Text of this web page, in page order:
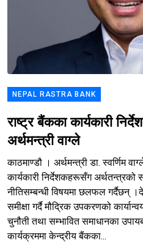
NEPAL RASTRA BANK
राष्ट्र बैंकका कार्यकारी
अर्थमन्त्री वाग्ले
काठमाण्डौ । अर्थमन्त्री डा. स्वर्णिम
कार्यकारी निर्देशकहरूसँग
नीतिसम्बन्धी विषयमा छलफल गर्दैछन्
समीक्षा गर्दै मौद्रिक उपकरणको
चुनौती तथा सम्भावित समाधानका
कार्यक्रममा केन्द्रीय बैंकका...